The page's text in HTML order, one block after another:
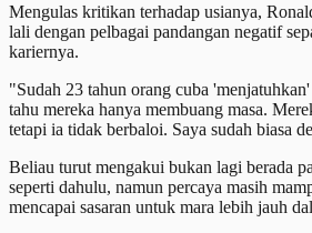
Mengulas kritikan terhadap usianya,
lali dengan pelbagai pandangan negatif
kariernya.
"Sudah 23 tahun orang cuba
tahu mereka hanya membuang masa.
tetapi ia tidak berbaloi. Saya sudah biasa
Beliau turut mengakui bukan lagi berada
seperti dahulu, namun percaya masih
mencapai sasaran untuk mara lebih jauh